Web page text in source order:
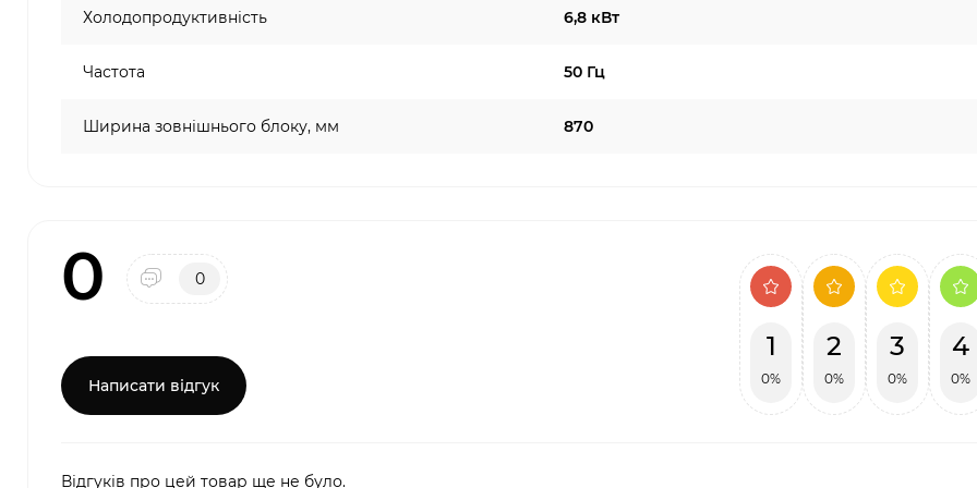
Холодопродуктивність 6,8 кВт
Частота 50 Гц
Ширина зовнішнього блоку, мм 870
0 0
Написати відгук
1
0%
2
0%
3
0%
4
0%
Відгуків про цей товар ще не було.